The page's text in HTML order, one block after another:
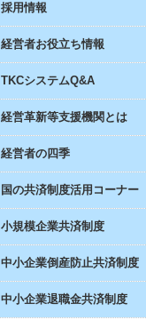
採用情報
経営者お役立ち情報
TKCシステムQ&A
経営革新等支援機関とは
経営者の四季
国の共済制度活用コーナー
小規模企業共済制度
中小企業倒産防止共済制度
中小企業退職金共済制度